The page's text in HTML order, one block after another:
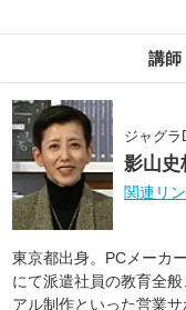
講師
ジャグ
影山史
関連リ
東京都出身。PCメーカ
にて派遣社員の教育全
アル制作といった営業